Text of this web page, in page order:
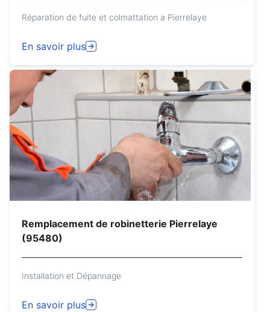
Réparation de fuite et colmattation a Pierrelaye
En savoir plus
Remplacement de robinetterie Pierrelaye
(95480)
Installation et Dépannage
En savoir plus